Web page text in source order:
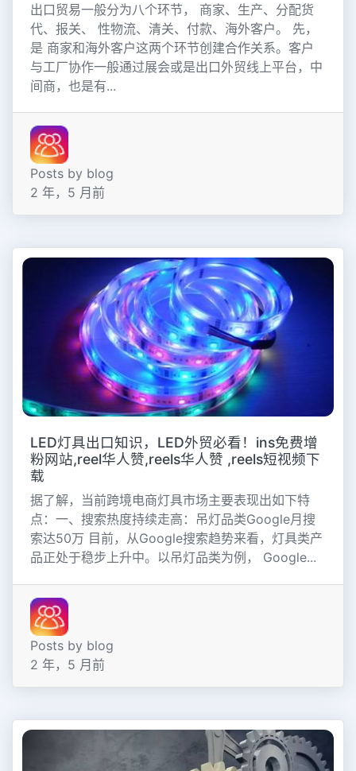
出口贸易一般分为八个环节， 商家、生产、分配货
代、报关、 性物流、清关、付款、海外客户。 先，
是 商家和海外客户这两个环节创建合作关系。客户
与工厂协作一般通过展会或是出口外贸线上平台，中
间商，也是有...
Posts by blog
2 年，5 月前
LED灯具出口知识，LED外贸必看！ins免费增
粉网站,reel华人赞,reels华人赞 ,reels短视频下
载
据了解，当前跨境电商灯具市场主要表现出如下特
点：一、搜索热度持续走高：吊灯品类Google月搜
索达50万 目前，从Google搜索趋势来看，灯具类产
品正处于稳步上升中。以吊灯品类为例， Google...
Posts by blog
2 年，5 月前